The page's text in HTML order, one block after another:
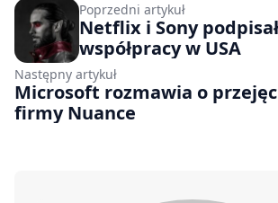
Poprzedni artykuł
Netflix i Sony
współpracy w USA
Następny artykuł
Microsoft rozmawia o
firmy Nuance